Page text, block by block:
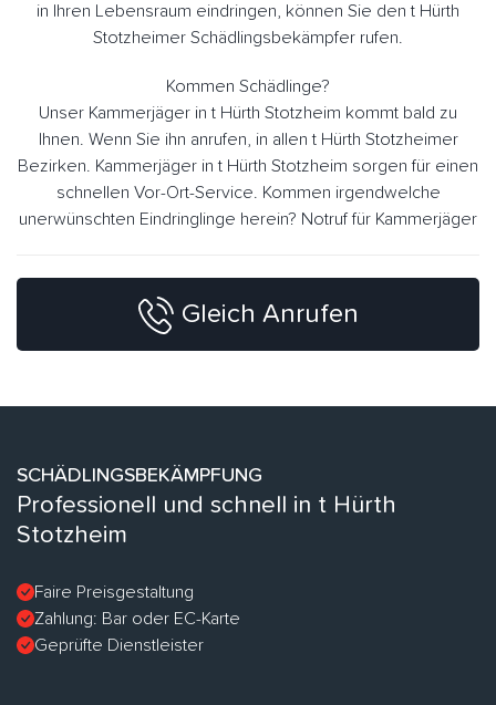
in Ihren Lebensraum eindringen, können Sie den t Hürth
Stotzheimer Schädlingsbekämpfer rufen.
Kommen Schädlinge?
Unser Kammerjäger in t Hürth Stotzheim kommt bald zu
Ihnen. Wenn Sie ihn anrufen, in allen t Hürth Stotzheimer
Bezirken. Kammerjäger in t Hürth Stotzheim sorgen für einen
schnellen Vor-Ort-Service. Kommen irgendwelche
unerwünschten Eindringlinge herein? Notruf für Kammerjäger
Gleich Anrufen
SCHÄDLINGSBEKÄMPFUNG
Professionell und schnell in t Hürth
Stotzheim
Faire Preisgestaltung
Zahlung: Bar oder EC-Karte
Geprüfte Dienstleister